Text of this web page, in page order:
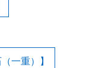
一重）】